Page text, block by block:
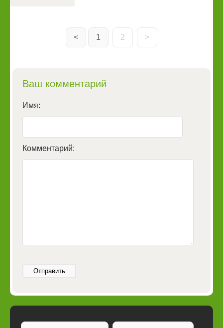
< 1 2 >
Ваш комментарий
Имя:
Комментарий:
Отправить